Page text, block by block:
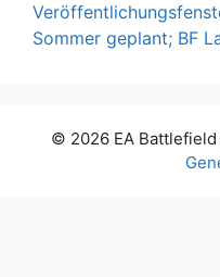
Sommer geplant; BF
© 2026 EA